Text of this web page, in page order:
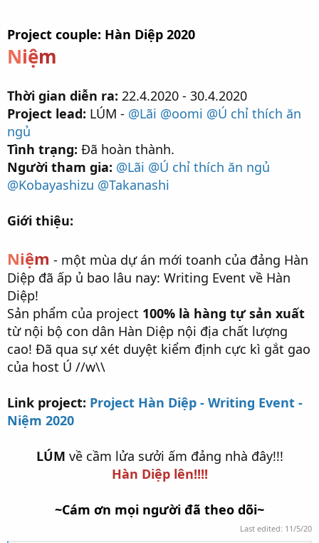
Project couple: Hàn Diệp 2020
Niệm
Thời gian diễn ra: 22.4.2020 - 30.4.2020
Project lead: LÚM - @Lãi @oomi @Ú chỉ thích ăn
ngủ
Tình trạng: Đã hoàn thành.
Người tham gia: @Lãi @Ú chỉ thích ăn ngủ
@Kobayashizu @Takanashi
Giới thiệu:
Niệm - một mùa dự án mới toanh của đảng Hàn
Diệp đã ấp ủ bao lâu nay: Writing Event về Hàn
Diệp!
Sản phẩm của project 100% là hàng tự sản xuất
từ nội bộ con dân Hàn Diệp nội địa chất lượng
cao! Đã qua sự xét duyệt kiểm định cực kì gắt gao
của host Ú //w\\
Link project: Project Hàn Diệp - Writing Event -
Niệm 2020
LÚM về cầm lửa sưởi ấm đảng nhà đây!!!
Hàn Diệp lên!!!!
~Cám ơn mọi người đã theo dõi~
Last edited: 11/5/20